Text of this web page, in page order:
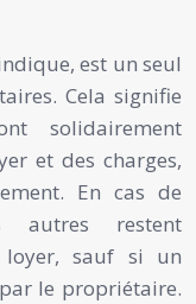
est un seul
Cela signifie
solidairement
et des charges,
En cas de
autres restent
sauf si un
le propriétaire.